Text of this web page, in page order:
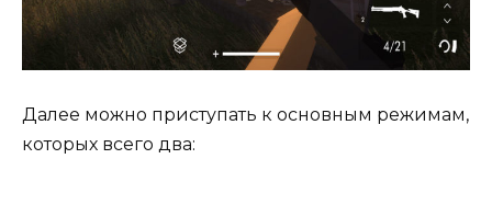
Далее можно приступать к основным режимам,
которых всего два: